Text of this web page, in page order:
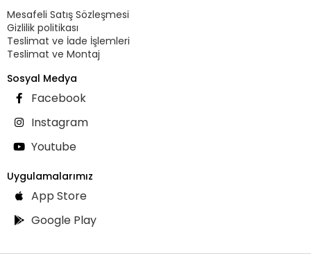
Mesafeli Satış Sözleşmesi
Gizlilik politikası
Teslimat ve İade İşlemleri
Teslimat ve Montaj
Sosyal Medya
Facebook
Instagram
Youtube
Uygulamalarımız
App Store
Google Play